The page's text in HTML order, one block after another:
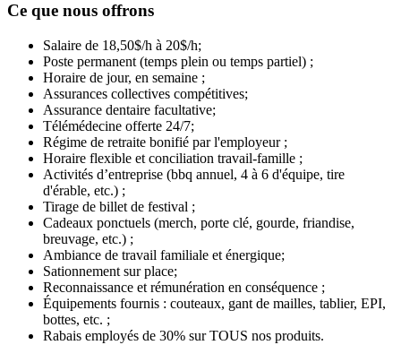
Ce que nous offrons
Salaire de 18,50$/h à 20$/h;
Poste permanent (temps plein ou temps partiel) ;
Horaire de jour, en semaine ;
Assurances collectives compétitives;
Assurance dentaire facultative;
Télémédecine offerte 24/7;
Régime de retraite bonifié par l'employeur ;
Horaire flexible et conciliation travail-famille ;
Activités d’entreprise (bbq annuel, 4 à 6 d'équipe, tire
d'érable, etc.) ;
Tirage de billet de festival ;
Cadeaux ponctuels (merch, porte clé, gourde, friandise,
breuvage, etc.) ;
Ambiance de travail familiale et énergique;
Sationnement sur place;
Reconnaissance et rémunération en conséquence ;
Équipements fournis : couteaux, gant de mailles, tablier, EPI,
bottes, etc. ;
Rabais employés de 30% sur TOUS nos produits.